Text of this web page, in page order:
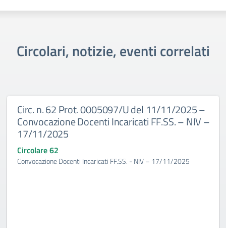
Circolari, notizie, eventi correlati
Circ. n. 62 Prot. 0005097/U del 11/11/2025 –
Convocazione Docenti Incaricati FF.SS. – NIV –
17/11/2025
Circolare 62
Convocazione Docenti Incaricati FF.SS. - NIV – 17/11/2025